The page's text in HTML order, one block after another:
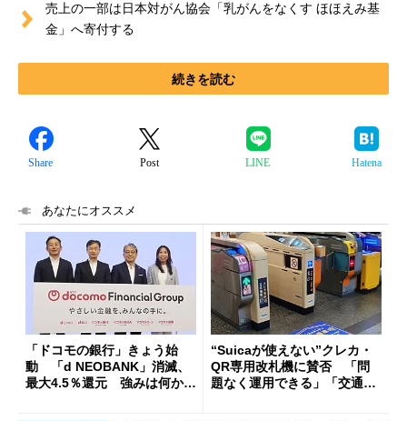
売上の一部は日本対がん協会「乳がんをなくす ほほえみ基
金」へ寄付する
続きを読む
Share Post LINE Hatena
あなたにオススメ
「ドコモの銀行」きょう始
動 「d NEOBANK」消滅、
最大4.5％還元 強みは何か解
“Suicaが使えない”クレカ・
QR専用改札機に賛否 「問
題なく運用できる」「交通系I